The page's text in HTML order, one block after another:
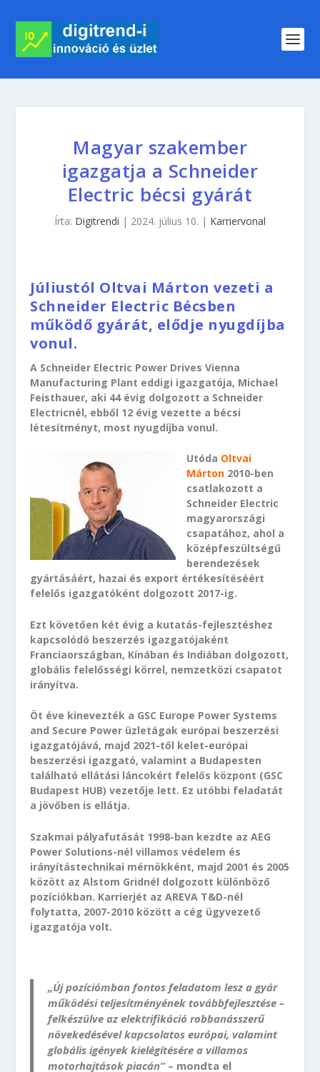
Magyar szakember
igazgatja a Schneider
Electric bécsi gyárát
Írta: Digitrendi | 2024. július 10. | Karriervonal
Júliustól Oltvai Márton vezeti a
Schneider Electric Bécsben
működő gyárát, elődje nyugdíjba
vonul.
A Schneider Electric Power Drives Vienna
Manufacturing Plant eddigi igazgatója, Michael
Feisthauer, aki 44 évig dolgozott a Schneider
Electricnél, ebből 12 évig vezette a bécsi
létesítményt, most nyugdíjba vonul.
Utóda Oltvai
Márton 2010-ben
csatlakozott a
Schneider Electric
magyarországi
csapatához, ahol a
középfeszültségű
berendezések
gyártásáért, hazai és export értékesítéséért
felelős igazgatóként dolgozott 2017-ig.
Ezt követően két évig a kutatás-fejlesztéshez
kapcsolódó beszerzés igazgatójaként
Franciaországban, Kínában és Indiában dolgozott,
globális felelősségi körrel, nemzetközi csapatot
irányítva.
Öt éve kinevezték a GSC Europe Power Systems
and Secure Power üzletágak európai beszerzési
igazgatójává, majd 2021-től kelet-európai
beszerzési igazgató, valamint a Budapesten
található ellátási láncokért felelős központ (GSC
Budapest HUB) vezetője lett. Ez utóbbi feladatát
a jövőben is ellátja.
Szakmai pályafutását 1998-ban kezdte az AEG
Power Solutions-nél villamos védelem és
irányítástechnikai mérnökként, majd 2001 és 2005
között az Alstom Gridnél dolgozott különböző
pozíciókban. Karrierjét az AREVA T&D-nél
folytatta, 2007-2010 között a cég ügyvezető
igazgatója volt.
„Új pozíciómban fontos feladatom lesz a gyár
működési teljesítményének továbbfejlesztése –
felkészülve az elektrifikáció robbanásszerű
növekedésével kapcsolatos európai, valamint
globális igények kielégítésére a villamos
motorhajtások piacán” – mondta el